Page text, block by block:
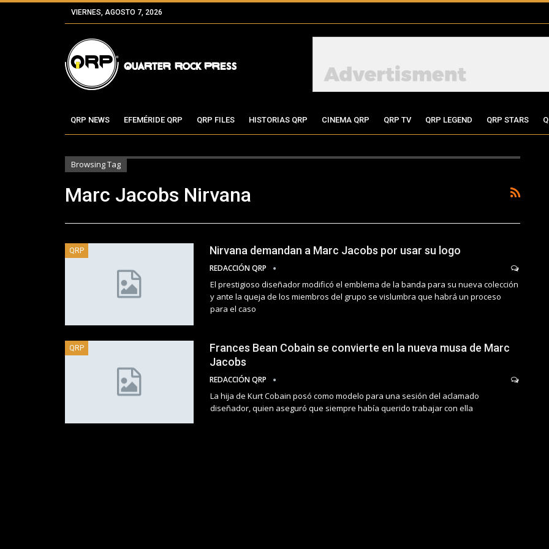
VIERNES, AGOSTO 7, 2026
QRP NEWS EFEMÉRIDE QRP QRP FILES HISTORIAS QRP CINEMA QRP QRP TV QRP LEGEND QRP STARS
Browsing Tag
Marc Jacobs Nirvana
QRP Nirvana demandan a Marc Jacobs por usar su logo
REDACCIÓN QRP
El prestigioso diseñador modificó el emblema de la banda para su nueva colección
y ante la queja de los miembros del grupo se vislumbra que habrá un proceso
para el caso
QRP
Frances Bean Cobain se convierte en la nueva musa de Marc
Jacobs
REDACCIÓN QRP
La hija de Kurt Cobain posó como modelo para una sesión del aclamado
diseñador, quien aseguró que siempre había querido trabajar con ella